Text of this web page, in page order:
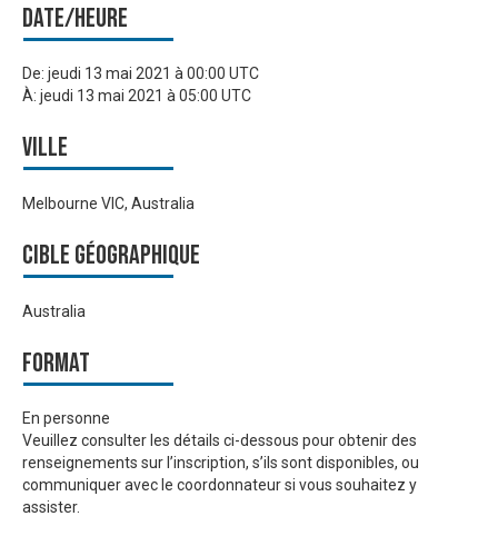
Date/heure
De: jeudi 13 mai 2021 à 00:00 UTC
À: jeudi 13 mai 2021 à 05:00 UTC
Ville
Melbourne VIC, Australia
Cible géographique
Australia
Format
En personne
Veuillez consulter les détails ci-dessous pour obtenir des
renseignements sur l’inscription, s’ils sont disponibles, ou
communiquer avec le coordonnateur si vous souhaitez y
assister.